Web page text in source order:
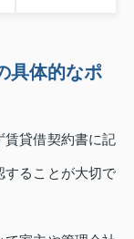
具体的なポ
賃貸借契約書に記
することが大切で